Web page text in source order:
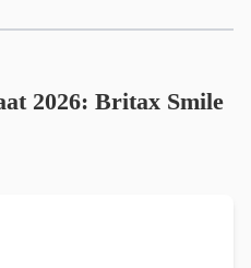
2026: Britax Smile